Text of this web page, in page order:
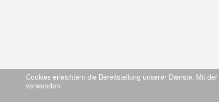
Cookies erleichtern die Bereitstellung unserer Dienste. Mit
verwenden.